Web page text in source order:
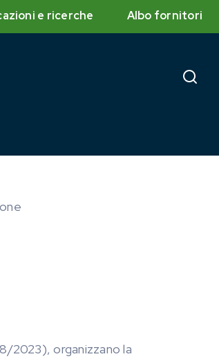
e ricerche Albo fornitori
2023), organizzano la